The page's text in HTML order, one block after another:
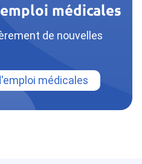
médicales
de nouvelles
médicales